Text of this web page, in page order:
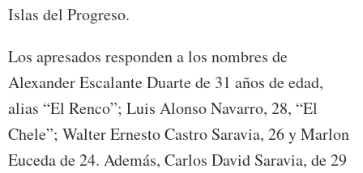
Islas del Progreso.
Los apresados responden a los nombres de
Alexander Escalante Duarte de 31 años de edad,
alias “El Renco”; Luis Alonso Navarro, 28, “El
Chele”; Walter Ernesto Castro Saravia, 26 y Marlon
Euceda de 24. Además, Carlos David Saravia, de 29